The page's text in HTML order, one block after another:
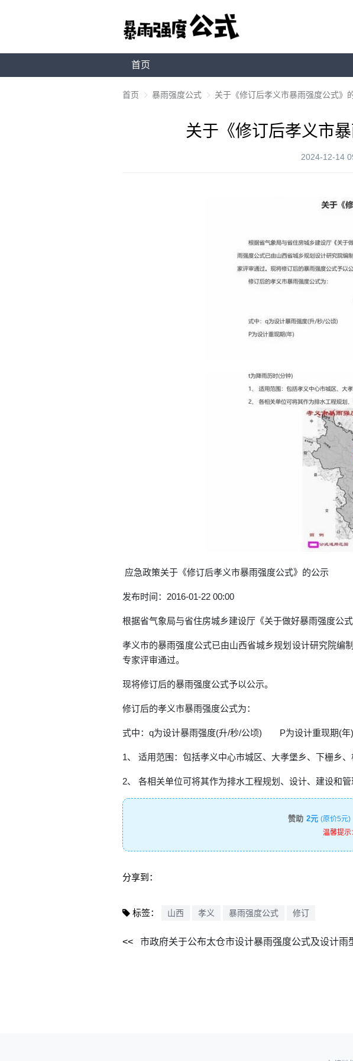
首页
首页 暴雨强度公式 关于《修订后孝义市暴雨强度公式》
关于《修订后孝义市
2024-12-14
应急政策关于《修订后孝义市暴雨强度公式》的公示
发布时间：2016-01-22 00:00
根据省气象局与省住房城乡建设厅《关于做好暴雨强度公
孝义市的暴雨强度公式已由山西省城乡规划设计研究院编
专家评审通过。
现将修订后的暴雨强度公式予以公示。
修订后的孝义市暴雨强度公式为：
式中：q为设计暴雨强度(升/秒/公顷) P为设计重现期(
1、 适用范围：包括孝义中心市城区、大孝堡乡、下栅乡、
2、 各相关单位可将其作为排水工程规划、设计、建设和
赞助 2元 (原价5元)
温馨提示
分享到：
标签： 山西 孝义 暴雨强度公式 修订